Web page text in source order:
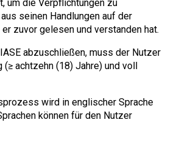
um die Verpflichtungen zu
seinen Handlungen auf der
zuvor gelesen und verstanden hat.
abzuschließen, muss der Nutzer
(≥ achtzehn (18) Jahre) und voll
wird in englischer Sprache
können für den Nutzer